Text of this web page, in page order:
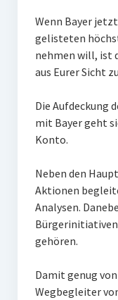
Wenn Bayer
gelisteten
nehmen will, ist
aus Eurer Sicht
Die Aufdeckung
mit Bayer geht
Konto.
Neben den
Aktionen
Analysen.
gehören.
Damit genug
Wegbegleiter